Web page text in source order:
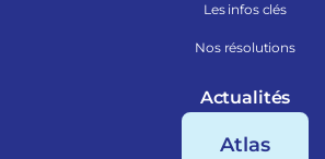
Les infos clés
Nos résolutions
Actualités
Atlas